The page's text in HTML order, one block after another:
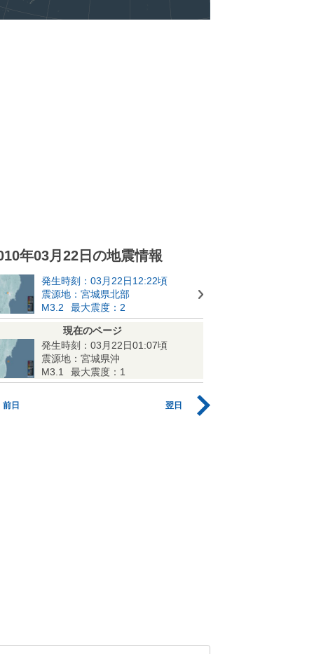
年03月22日の地震情報
発生時刻：03月22日12:22頃
震源地：宮城県北部
M3.2
最大震度：2
現在のページ
発生時刻：03月22日01:07頃
震源地：宮城県沖
M3.1
最大震度：1
前日 翌日